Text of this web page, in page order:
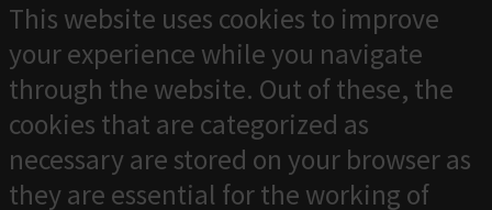
This website uses cookies to improve
your experience while you navigate
through the website. Out of these, the
cookies that are categorized as
necessary are stored on your browser as
they are essential for the working of